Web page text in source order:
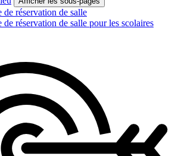
de réservation de salle
de réservation de salle pour les scolaires